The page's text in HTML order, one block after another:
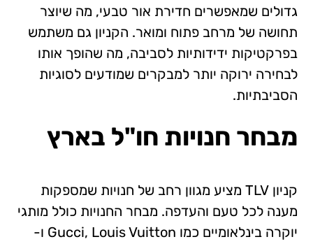
גדולים שמאפשרים חדירת אור טבעי, מה שיוצר
תחושה של מרחב פתוח ומואר. הקניון גם משתמש
בפרקטיקות ידידותיות לסביבה, מה שהופך אותו
לבחירה ירוקה יותר למבקרים שמודעים לסוגיות
הסביבתיות.
מבחר חנויות חו"ל בארץ
קניון TLV מציע מגוון רחב של חנויות שמספקות
מענה לכל טעם והעדפה. מבחר החנויות כולל מותגי
יוקרה בינלאומיים כמו Gucci, Louis Vuitton ו-